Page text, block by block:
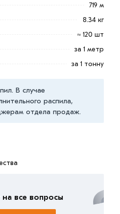
области. Наши
обработают заказ и
условий доставки
качества. Возврат
7 дней (наличие чека
719 м
8.34 кг
≈ 120 шт
за 1 метр
за 1 тонну
В случае
распила,
отдела продаж.
все вопросы